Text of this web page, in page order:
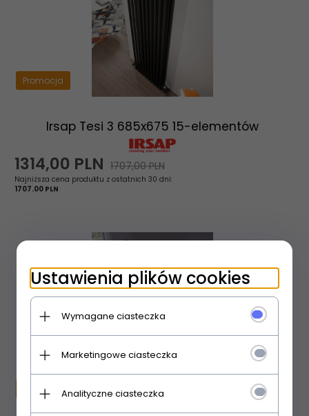
Promocja
Irsap Tesi 3 685x675 15-elementów
1314,00 PLN 1707,00 PLN
Najniższa cena produktu z ostatnich 30 dni:
1707.00 PLN
Promocja
Ustawienia plików cookies
Wymagane ciasteczka
Marketingowe ciasteczka
Analityczne ciasteczka